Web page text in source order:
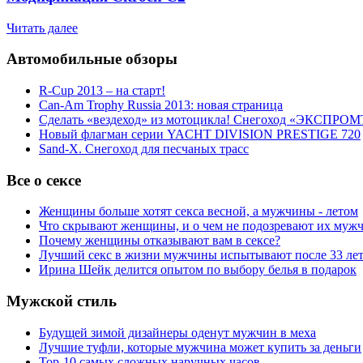
Читать далее
Автомобильные обзоры
R-Cup 2013 – на старт!
Can-Am Trophy Russia 2013: новая страница
Сделать «вездеход» из мотоцикла! Снегоход
Новый флагман серии YACHT DIVISION PRESTIGE 720
Sand-X. Снегоход для песчаных трасс
Все о сексе
Женщины больше хотят секса весной, а мужчины - летом
Что скрывают женщины, и о чем не подозревают их
Почему женщины отказывают вам в сексе?
Лучший секс в жизни мужчины испытывают после 33 лет
Ирина Шейк делится опытом по выбору белья в подарок
Мужской стиль
Будущей зимой дизайнеры оденут мужчин в меха
Лучшие туфли, которые мужчина может купить за деньги